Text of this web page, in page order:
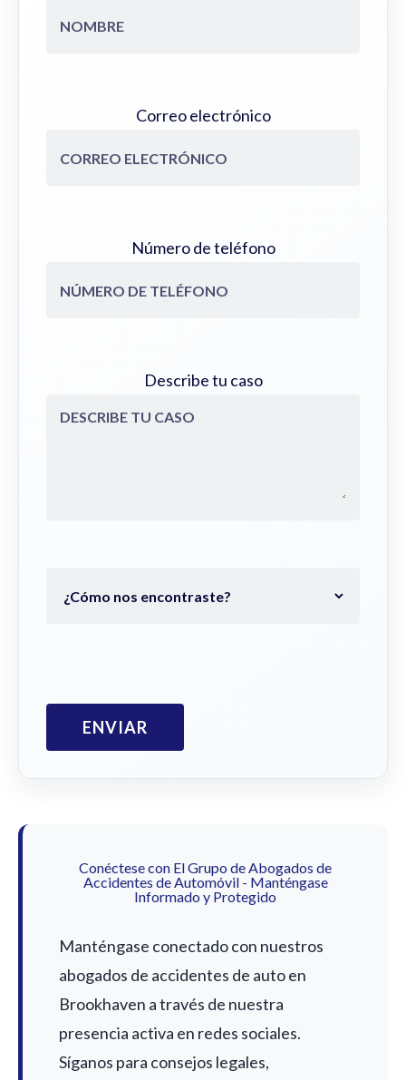
Correo electrónico
Número de teléfono
Describe tu caso
Conéctese con El Grupo de Abogados de
Accidentes de Automóvil - Manténgase
Informado y Protegido
Manténgase conectado con nuestros
abogados de accidentes de auto en
Brookhaven a través de nuestra
presencia activa en redes sociales.
Síganos para consejos legales,